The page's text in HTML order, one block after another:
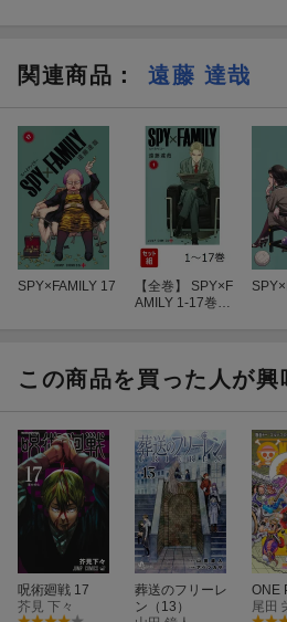
関連商品 ： 遠藤 達哉
SPY×FAMILY 17
【全巻】 SPY×F
AMILY 1-17巻セ
この商品を買った人が
呪術廻戦 17
芥見 下々
葬送のフリーレ
ン（13）
ONE
尾田